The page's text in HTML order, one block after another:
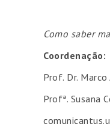
Como saber
Coordenação:
Prof. Dr.
Profª. Susana